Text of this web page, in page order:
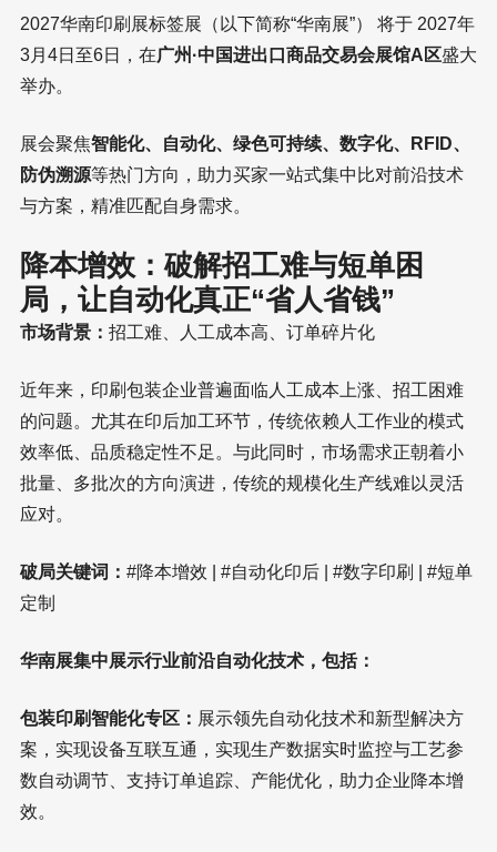
2027华南印刷展标签展（以下简称“华南展”） 将于 2027年
3月4日至6日，在广州·中国进出口商品交易会展馆A区盛大
举办。
展会聚焦智能化、自动化、绿色可持续、数字化、RFID、
防伪溯源等热门方向，助力买家一站式集中比对前沿技术
与方案，精准匹配自身需求。
降本增效：破解招工难与短单困
局，让自动化真正“省人省钱”
市场背景： 招工难、人工成本高、订单碎片化
近年来，印刷包装企业普遍面临人工成本上涨、招工困难
的问题。尤其在印后加工环节，传统依赖人工作业的模式
效率低、品质稳定性不足。与此同时，市场需求正朝着小
批量、多批次的方向演进，传统的规模化生产线难以灵活
应对。
破局关键词： #降本增效 | #自动化印后 | #数字印刷 | #短单
定制
华南展集中展示行业前沿自动化技术，包括：
包装印刷智能化专区： 展示领先自动化技术和新型解决方
案，实现设备互联互通，实现生产数据实时监控与工艺参
数自动调节、支持订单追踪、产能优化，助力企业降本增
效。